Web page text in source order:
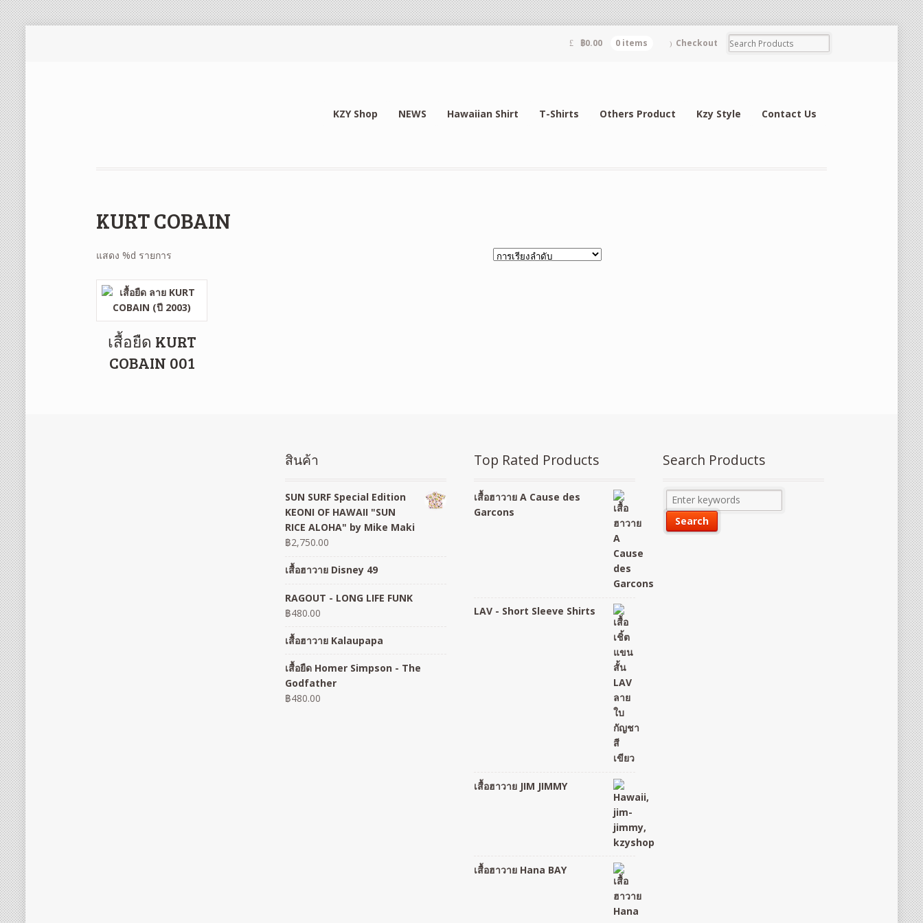
฿0.00 0 items Checkout
KZY Shop NEWS Hawaiian Shirt T-Shirts Others Product Kzy Style Contact Us
KURT COBAIN
แสดง %d รายการ
เสื้อยืด KURT
COBAIN 001
สินค้า
SUN SURF Special Edition
KEONI OF HAWAII "SUN
RICE ALOHA" by Mike Maki
฿2,750.00
เสื้อฮาวาย Disney 49
RAGOUT - LONG LIFE FUNK
฿480.00
เสื้อฮาวาย Kalaupapa
เสื้อยืด Homer Simpson - The
Godfather
฿480.00
Top Rated Products
เสื้อฮาวาย A Cause des
Garcons
LAV - Short Sleeve Shirts
เสื้อฮาวาย JIM JIMMY
เสื้อฮาวาย Hana BAY
Search Products